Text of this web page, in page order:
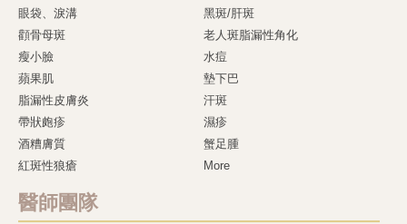
眼袋、淚溝
黑斑/肝斑
顴骨母斑
老人斑脂漏性角化
瘦小臉
水痘
蘋果肌
墊下巴
脂漏性皮膚炎
汗斑
帶狀皰疹
濕疹
酒糟膚質
蟹足腫
紅斑性狼瘡
More
醫師團隊